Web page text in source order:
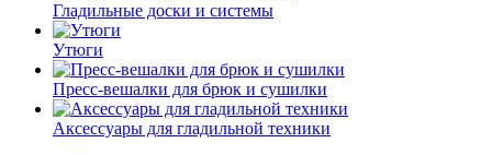
Гладильные доски и системы
Утюги
Пресс-вешалки для брюк и сушилки
Аксессуары для гладильной техники